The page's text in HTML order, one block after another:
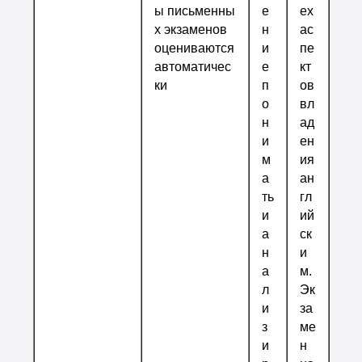
ы письменны
х экзаменов
оцениваются
автоматичес
ки
е
н
и
е
п
о
н
и
м
а
ть
и
а
н
а
л
и
з
и
ех
ас
пе
кт
ов
вл
ад
ен
ия
ан
гл
ий
ск
и
м.
Эк
за
ме
н